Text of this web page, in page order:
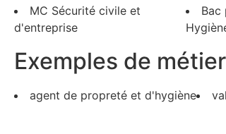
MC Sécurité civile et
d'entreprise
Bac
Exemples de
agent de propreté et d'hygiène